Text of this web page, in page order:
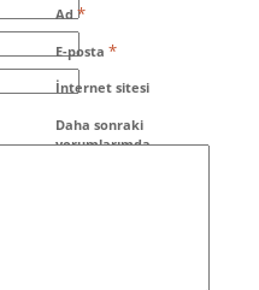
Ad *
E-posta *
İnternet sitesi
Daha sonraki
yorumlarımda